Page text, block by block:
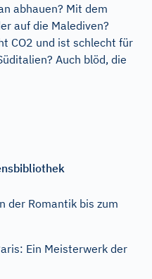
abhauen? Mit dem
auf die Malediven?
CO2 und ist schlecht für
Auch blöd, die
der Romantik bis zum
Ein Meisterwerk der